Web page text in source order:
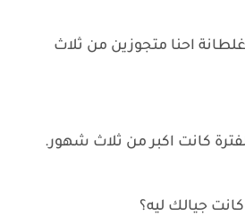
احنا متجوزين من ثلاث
كانت اكبر من ثلاث شهور.
جيالك ليه؟